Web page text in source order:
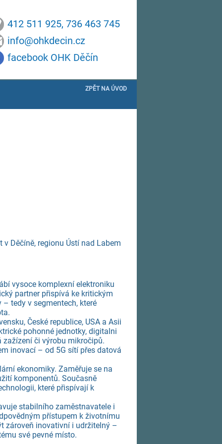
412 511 925, 736 463 745
info@ohkdecin.cz
facebook OHK Děčín
ZPĚT NA ÚVOD
Děčíně, regionu Ústí nad Labem
vysoce komplexní elektroniku
partner přispívá ke kritickým
tedy v segmentech, které
České republice, USA a Asii
pohonné jednotky, digitalni
zažízení či výrobu mikročipů.
inovací – od 5G sítí přes datová
ekonomiky. Zaměřuje se na
komponentů. Současně
které přispívají k
stabilního zaměstnavatele i
přístupem k životnímu
zároveň inovativní i udržitelný –
své pevné místo.